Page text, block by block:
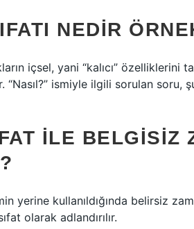
NEDIR
içsel, yani “kalıcı” özelliklerini
“Nasıl?” ismiyle ilgili sorulan
ILE BELGISIZ
yerine kullanıldığında belirsiz
olarak adlandırılır.